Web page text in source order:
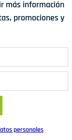
más información
promociones y
personales